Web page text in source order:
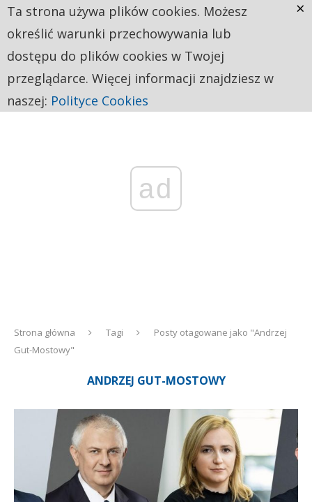
ad
Strona główna Tagi
Posty otagowane jako "Andrzej
Gut-Mostowy"
ANDRZEJ GUT-MOSTOWY
Ta strona używa plików cookies. Możesz
określić warunki przechowywania lub
dostępu do plików cookies w Twojej
przeglądarce. Więcej informacji znajdziesz w
naszej: Polityce Cookies
×